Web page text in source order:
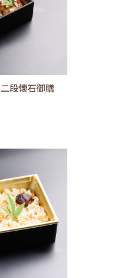
段懐石御膳